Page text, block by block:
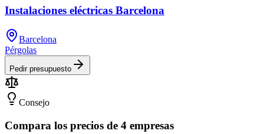
Instalaciones eléctricas Barcelona
Barcelona
Pérgolas
Pedir presupuesto
Consejo
Compara los precios de 4 empresas